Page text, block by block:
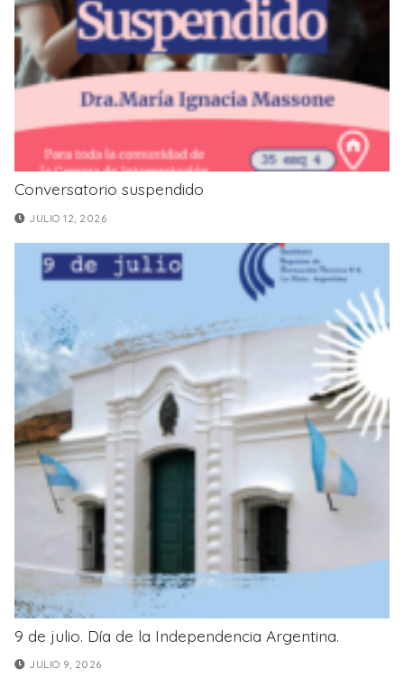
Conversatorio suspendido
JULIO 12, 2026
9 de julio. Día de la Independencia Argentina.
JULIO 9, 2026